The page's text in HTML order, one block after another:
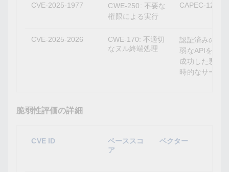
CVE-2025-1977
CWE-250: 不要な
権限による実行
CAPEC-122:
CVE-2025-2026
CWE-170: 不適切
なヌル終端処理
認証済みのリ
弱なAPIを悪
成功した悪用
時的なサービ
脆弱性評価の詳細
CVE ID
ベーススコ
ア
ベクター